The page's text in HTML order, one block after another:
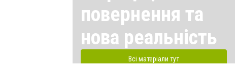
повернення та
нова реальність
Всі матеріали тут